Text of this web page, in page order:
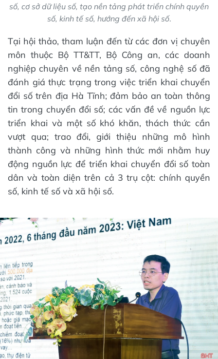
số, cơ sở dữ liệu số, tạo nền tảng phát triển chính quyền
số, kinh tế số, hướng đến xã hội số.
Tại hội thảo, tham luận đến từ các đơn vị chuyên
môn thuộc Bộ TT&TT, Bộ Công an, các doanh
nghiệp chuyên về nền tảng số, công nghệ số đã
đánh giá thực trạng trong việc triển khai chuyển
đổi số trên địa Hà Tĩnh; đảm bảo an toàn thông
tin trong chuyển đổi số; các vấn đề về nguồn lực
triển khai và một số khó khăn, thách thức cần
vượt qua; trao đổi, giới thiệu những mô hình
thành công và những hình thức mới nhằm huy
động nguồn lực để triển khai chuyển đổi số toàn
dân và toàn diện trên cả 3 trụ cột: chính quyền
số, kinh tế số và xã hội số.